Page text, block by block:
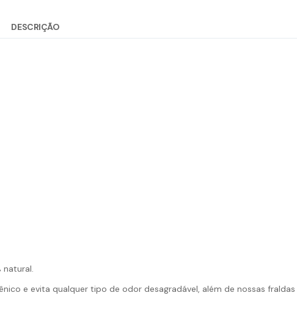
DESCRIÇÃO
natural.
e evita qualquer tipo de odor desagradável, além de nossas fraldas